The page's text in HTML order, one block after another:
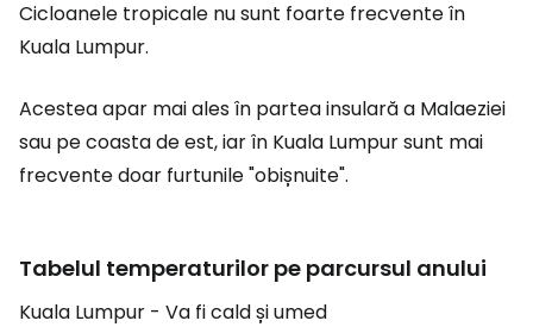
Cicloanele tropicale nu sunt foarte frecvente în
Kuala Lumpur.
Acestea apar mai ales în partea insulară a Malaeziei
sau pe coasta de est, iar în Kuala Lumpur sunt mai
frecvente doar furtunile "obișnuite".
Tabelul temperaturilor pe parcursul anului
Kuala Lumpur - Va fi cald și umed